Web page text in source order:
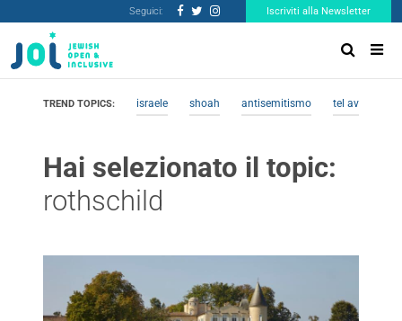
Seguici: Iscriviti alla Newsletter
TREND TOPICS: israele shoah antisemitismo tel aviv
Hai selezionato il topic:
rothschild